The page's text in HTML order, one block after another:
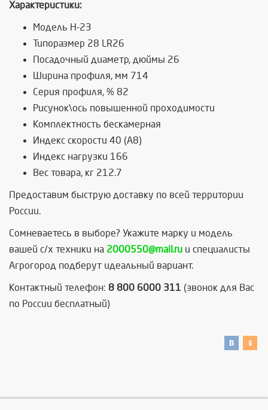
Характеристики:
Модель H-23
Типоразмер 28 LR26
Посадочный диаметр, дюймы 26
Ширина профиля, мм 714
Серия профиля, % 82
Рисунок\ось повышенной проходимости
Комплектность бескамерная
Индекс скорости 40 (A8)
Индекс нагрузки 166
Вес товара, кг 212.7
Предоставим быструю доставку по всей территории
России.
Сомневаетесь в выборе? Укажите марку и модель
вашей с/х техники на 2000550@mail.ru и специалисты
Агрогород подберут идеальный вариант.
Контактный телефон: 8 800 6000 311 (звонок для Вас
по России бесплатный)